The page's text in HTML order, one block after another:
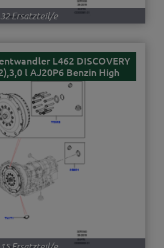
32 Ersatzteil/e
L462 DISCOVERY
l AJ20P6 Benzin High